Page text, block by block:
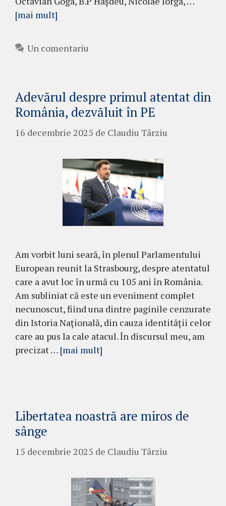
[mai mult]
Un comentariu
Adevărul despre primul atentat din
România, dezvăluit în PE
16 decembrie 2025 de Claudiu Târziu
Am vorbit luni seară, în plenul Parlamentului
European reunit la Strasbourg, despre atentatul
care a avut loc în urmă cu 105 ani în România.
Am subliniat că este un eveniment complet
necunoscut, fiind una dintre paginile cenzurate
din Istoria Națională, din cauza identității celor
care au pus la cale atacul. În discursul meu, am
precizat … [mai mult]
Libertatea noastră are miros de
sânge
15 decembrie 2025 de Claudiu Târziu